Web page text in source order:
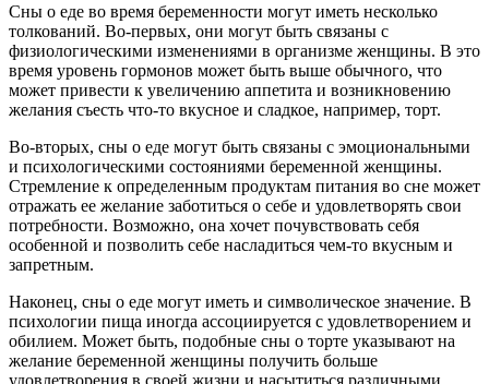
Сны о еде во время беременности могут иметь несколько
толкований. Во-первых, они могут быть связаны с
физиологическими изменениями в организме женщины. В это
время уровень гормонов может быть выше обычного, что
может привести к увеличению аппетита и возникновению
желания съесть что-то вкусное и сладкое, например, торт.
Во-вторых, сны о еде могут быть связаны с эмоциональными
и психологическими состояниями беременной женщины.
Стремление к определенным продуктам питания во сне может
отражать ее желание заботиться о себе и удовлетворять свои
потребности. Возможно, она хочет почувствовать себя
особенной и позволить себе насладиться чем-то вкусным и
запретным.
Наконец, сны о еде могут иметь и символическое значение. В
психологии пища иногда ассоциируется с удовлетворением и
обилием. Может быть, подобные сны о торте указывают на
желание беременной женщины получить больше
удовлетворения в своей жизни и насытиться различными